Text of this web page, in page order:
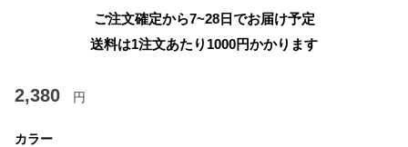
ご注文確定から7~28日でお届け予定
送料は1注文あたり 1000円かかります
2,380 円
カラー